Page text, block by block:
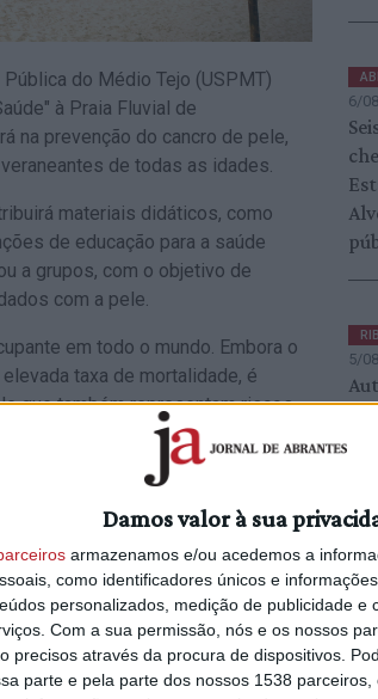
Damos valor à sua
armazenamos e/ou acedemos a
como identificadores únicos e
personalizados, medição de publicidade e
Com a sua permissão, nós e os nossos
precisos através da procura de dispositivos.
parte e pela parte dos nossos 1538
do Médio Tejo (USPMT)
à Praia Fluvial de
na prevenção do cancro de pele,
de todas as idades.
materiais didáticos, como
de educação para a saúde
a grupos, com o objetivo de
com a pele.
em todo o mundo. Embora o
taxa de mortalidade, é
que também representam riscos
está fortemente associado ao
ar livre e à utilização de fontes
também pode
A exposição de menores aos raios
inconscientes dos riscos,
que os torna mais suscetíveis às
6/
5/
6/